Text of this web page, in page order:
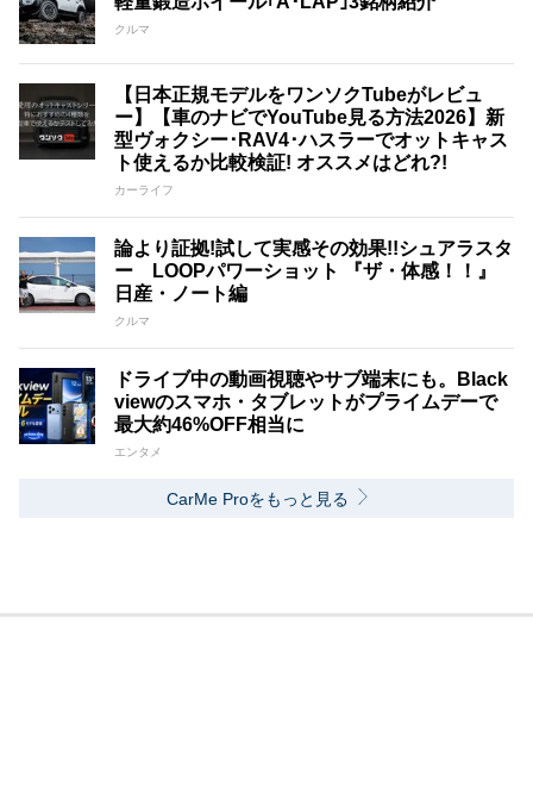
クルマ
【日本正規モデルをワンソクTubeがレビュ
ー】【車のナビでYouTube見る方法2026】新
型ヴォクシー･RAV4･ハスラーでオットキャス
ト使えるか比較検証! オススメはどれ?!
カーライフ
論より証拠!試して実感その効果!!シュアラスタ
ー LOOPパワーショット 『ザ・体感！！』
日産・ノート編
クルマ
ドライブ中の動画視聴やサブ端末にも。Black
viewのスマホ・タブレットがプライムデーで
最大約46%OFF相当に
エンタメ
CarMe Proをもっと見る